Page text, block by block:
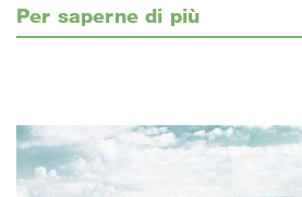
Per saperne di più